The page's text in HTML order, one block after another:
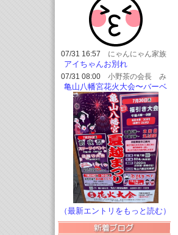
07/31 16:57 にゃんにゃん家族
アイちゃんお別れ
07/31 08:00 小野茶の会長 み
どりちゃんのブログ
亀山八幡宮花火大会〜バーベ
キュー侍
（最新エントリをもっと読む）